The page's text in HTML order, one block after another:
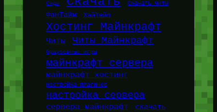
Сиды Скачать читы
ФанТайм ХайТейл
Хостинг Майнкрафт
Читы Читы Майнкрафт
браузерные игры
майнкрафт сервера
майнкрафт хостинг
настройка плагинов
настройка сервера
сервера майнкрафт скачать